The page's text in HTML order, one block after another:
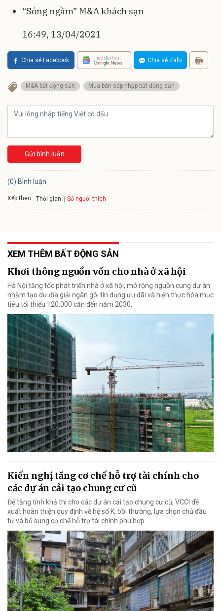
“Sóng ngầm” M&A khách sạn
16:49, 13/04/2021
Chia sẻ Facebook Theo dõi trên Chia sẻ Zalo
M&A bất động sản Mua bán sáp nhập bất động sản
Gửi bình luận
(0) Bình luận
Xếp theo: Thời gian Số người thích
XEM THÊM BẤT ĐỘNG SẢN
Khơi thông nguồn vốn cho nhà ở xã hội
Hà Nội tăng tốc phát triển nhà ở xã hội, mở rộng nguồn cung dự án
nhằm tạo dư địa giải ngân gói tín dụng ưu đãi và hiện thực hóa mục
tiêu tối thiểu 120.000 căn đến năm 2030.
Kiến nghị tăng cơ chế hỗ trợ tài chính cho
các dự án cải tạo chung cư cũ
Để tăng tính khả thi cho các dự án cải tạo chung cư cũ, VCCI đề
xuất hoàn thiện quy định về hệ số K, bồi thường, lựa chọn chủ đầu
tư và bổ sung cơ chế hỗ trợ tài chính phù hợp.